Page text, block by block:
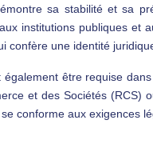
sa stabilité et sa
institutions publiques et
confère une identité
être requise
et des Sociétés
conforme aux exigences